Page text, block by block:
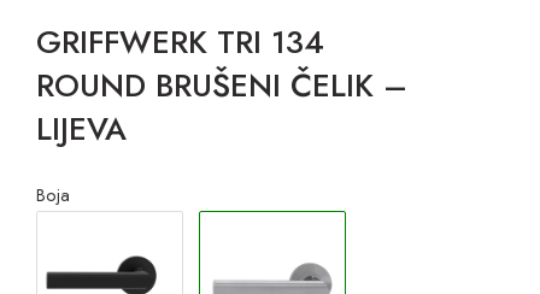
GRIFFWERK TRI 134
ROUND BRUŠENI ČELIK –
LIJEVA
Boja